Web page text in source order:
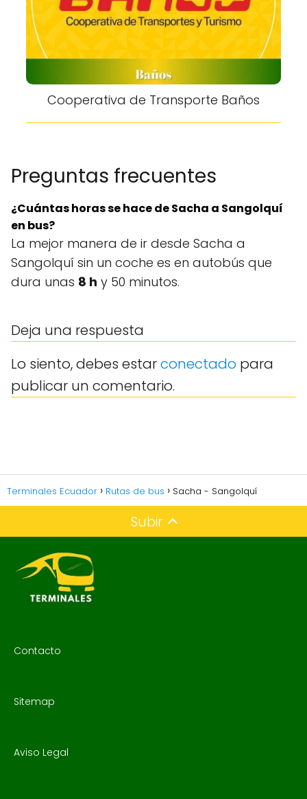
Cooperativa de Transporte Baños
Preguntas frecuentes
¿Cuántas horas se hace de Sacha a Sangolquí
en bus?
La mejor manera de ir desde Sacha a
Sangolquí sin un coche es en autobús que
dura unas 8 h y 50 minutos.
Deja una respuesta
Lo siento, debes estarconectado para
publicar un comentario.
Terminales Ecuador Rutas de bus Sacha - Sangolquí
Subir
Contacto
Sitemap
Aviso Legal